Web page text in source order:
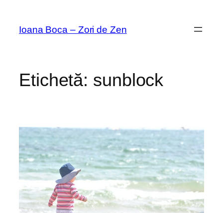
conținut
Ioana Boca – Zori de Zen
Etichetă: sunblock